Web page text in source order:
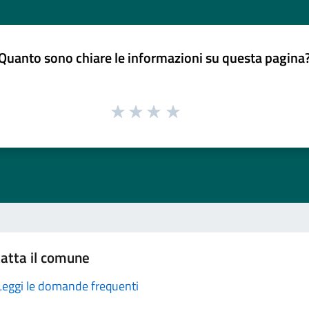
sono chiare le informazioni su questa
il comune
le domande frequenti